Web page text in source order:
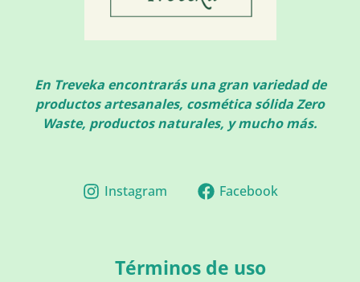
En Treveka encontrarás una gran variedad de
productos artesanales, cosmética sólida Zero
Waste, productos naturales, y mucho más.
Instagram Facebook
Términos de uso